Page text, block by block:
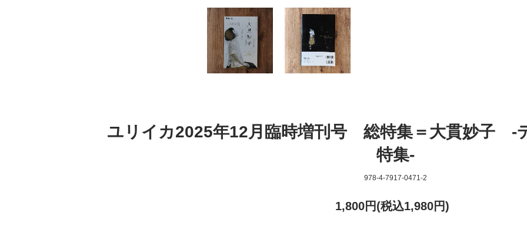
ユリイカ2025年12月臨時増刊号 総特集＝大貫妙子 -
特集-
978-4-7917-0471-2
1,800円(税込1,980円)